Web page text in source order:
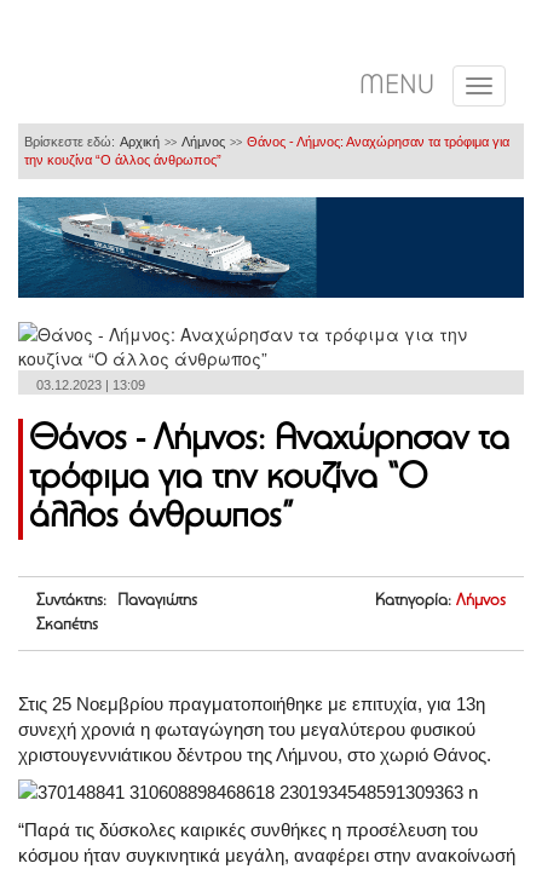
MENU
Βρίσκεστε εδώ: Αρχική >> Λήμνος >> Θάνος - Λήμνος: Αναχώρησαν τα τρόφιμα για
την κουζίνα “Ο άλλος άνθρωπος”
03.12.2023 | 13:09
Θάνος - Λήμνος: Αναχώρησαν τα
τρόφιμα για την κουζίνα “Ο
άλλος άνθρωπος”
Συντάκτης: Παναγιώτης
Σκαπέτης
Κατηγορία: Λήμνος
Στις 25 Νοεμβρίου πραγματοποιήθηκε με επιτυχία, για 13η
συνεχή χρονιά η φωταγώγηση του μεγαλύτερου φυσικού
χριστουγεννιάτικου δέντρου της Λήμνου, στο χωριό Θάνος.
“Παρά τις δύσκολες καιρικές συνθήκες η προσέλευση του
κόσμου ήταν συγκινητικά μεγάλη, αναφέρει στην ανακοίνωσή